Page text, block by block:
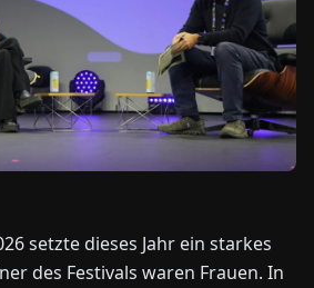
setzte dieses Jahr ein starkes
des Festivals waren Frauen. In